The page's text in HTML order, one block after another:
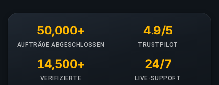
50,000+
AUFTRÄGE ABGESCHLOSSEN
4.9/5
TRUSTPILOT
14,500+
VERIFIZIERTE
24/7
LIVE-SUPPORT